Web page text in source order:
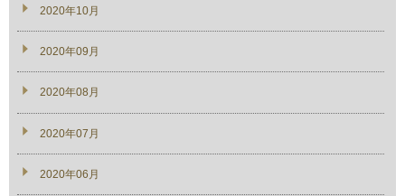
2020年10月
2020年09月
2020年08月
2020年07月
2020年06月